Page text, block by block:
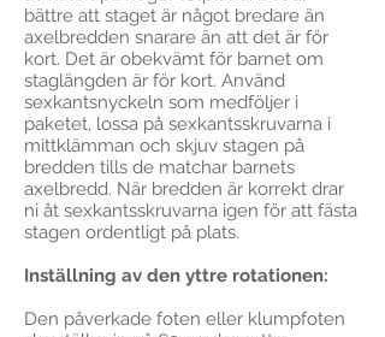
bättre att staget är något bredare än
axelbredden snarare än att det är för
kort. Det är obekvämt för barnet om
staglängden är för kort. Använd
sexkantsnyckeln som medföljer i
paketet, lossa på sexkantsskruvarna i
mittklämman och skjuv stagen på
bredden tills de matchar barnets
axelbredd. När bredden är korrekt drar
ni åt sexkantsskruvarna igen för att fästa
stagen ordentligt på plats.
Inställning av den yttre rotationen:
Den påverkade foten eller klumpfoten